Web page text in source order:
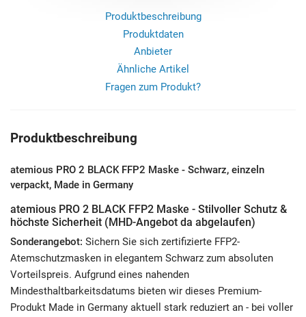
Produktbeschreibung
Produktdaten
Anbieter
Ähnliche Artikel
Fragen zum Produkt?
Produktbeschreibung
atemious PRO 2 BLACK FFP2 Maske - Schwarz, einzeln
verpackt, Made in Germany
atemious PRO 2 BLACK FFP2 Maske - Stilvoller Schutz &
höchste Sicherheit (MHD-Angebot da abgelaufen)
Sonderangebot: Sichern Sie sich zertifizierte FFP2-
Atemschutzmasken in elegantem Schwarz zum absoluten
Vorteilspreis. Aufgrund eines nahenden
Mindesthaltbarkeitsdatums bieten wir dieses Premium-
Produkt Made in Germany aktuell stark reduziert an - bei voller